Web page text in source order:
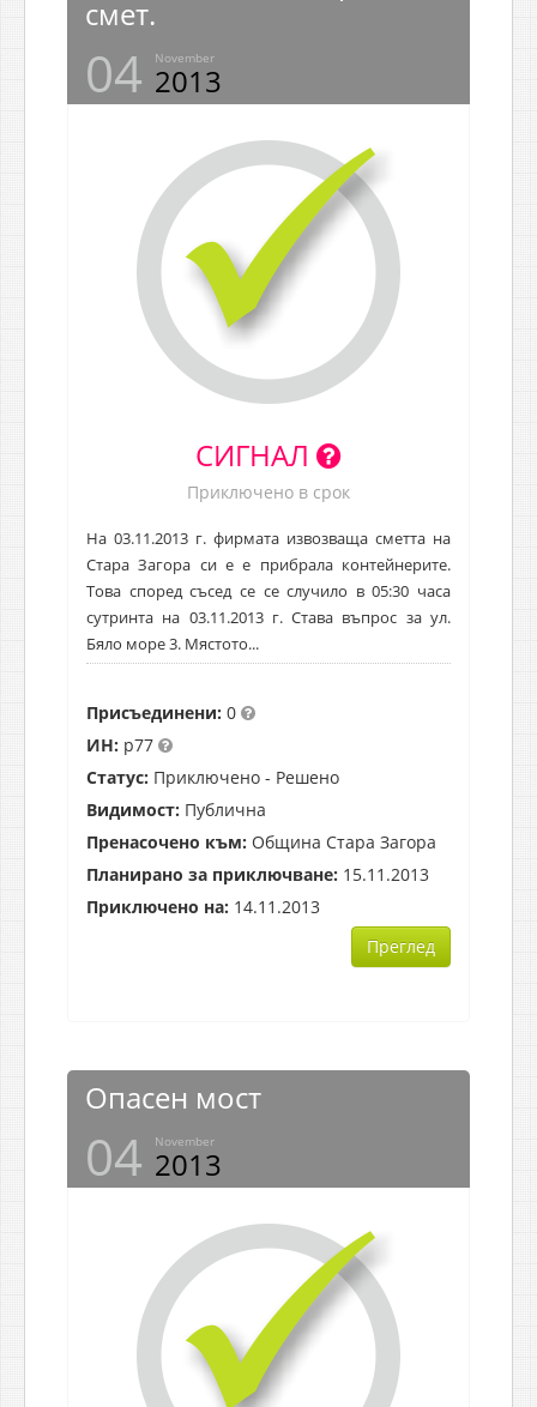
смет.
04 November
2013
СИГНАЛ
Приключено в срок
На 03.11.2013 г. фирмата извозваща сметта на
Стара Загора си е е прибрала контейнерите.
Това според съсед се се случило в 05:30 часа
сутринта на 03.11.2013 г. Става въпрос за ул.
Бяло море 3. Мястото...
Присъединени: 0
ИН: p77
Статус: Приключено - Решено
Видимост: Публична
Пренасочено към: Община Стара Загора
Планирано за приключване: 15.11.2013
Приключено на: 14.11.2013
Преглед
Опасен мост
04 November
2013